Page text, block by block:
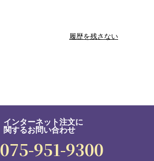
履歴を残さない
インターネット注文に
関するお問い合わせ
075-951-9300